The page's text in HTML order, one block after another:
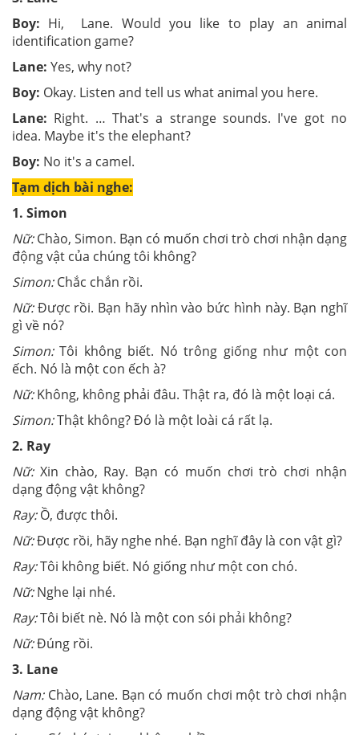
Boy: Hi, Lane. Would you like to play an animal
identification game?
Lane: Yes, why not?
Boy: Okay. Listen and tell us what animal you here.
Lane: Right. … That's a strange sounds. I've got no
idea. Maybe it's the elephant?
Boy: No it's a camel.
Tạm dịch bài nghe:
1. Simon
Nữ:Chào, Simon. Bạn có muốn chơi trò chơi nhận dạng
động vật của chúng tôi không?
Simon:Chắc chắn rồi.
Nữ:Được rồi. Bạn hãy nhìn vào bức hình này. Bạn nghĩ
gì về nó?
Simon:Tôi không biết. Nó trông giống như một con
ếch. Nó là một con ếch à?
Nữ:Không, không phải đâu. Thật ra, đó là một loại cá.
Simon:Thật không? Đó là một loài cá rất lạ.
2. Ray
Nữ:Xin chào, Ray. Bạn có muốn chơi trò chơi nhận
dạng động vật không?
Ray:Ồ, được thôi.
Nữ:Được rồi, hãy nghe nhé. Bạn nghĩ đây là con vật gì?
Ray:Tôi không biết. Nó giống như một con chó.
Nữ:Nghe lại nhé.
Ray:Tôi biết nè. Nó là một con sói phải không?
Nữ:Đúng rồi.
3. Lane
Nam:Chào, Lane. Bạn có muốn chơi một trò chơi nhận
dạng động vật không?